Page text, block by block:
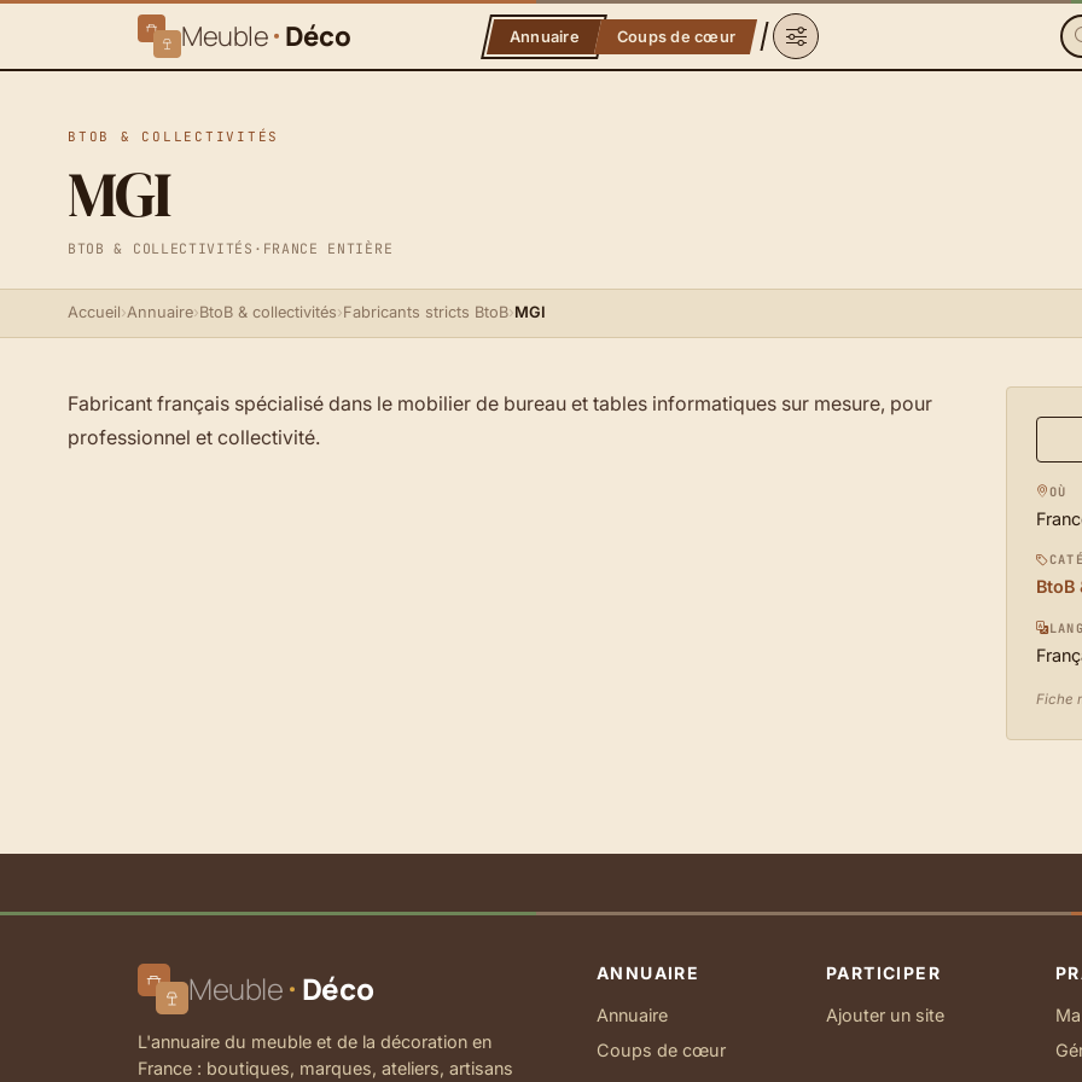
Meuble Déco Annuaire Coups de cœur
BTOB & COLLECTIVITÉS
MGI
BTOB & COLLECTIVITÉS · FRANCE ENTIÈRE
Accueil›Annuaire›BtoB & collectivités›Fabricants stricts BtoB›MGI
Fabricant français spécialisé dans le mobilier de bureau et tables informatiques sur mesure, pour
professionnel et collectivité.
OÙ
Fiche
Meuble Déco
L'annuaire du meuble et de la décoration en
France : boutiques, marques, ateliers, artisans
ANNUAIRE
Annuaire
Coups de cœur
PARTICIPER
Ajouter un site